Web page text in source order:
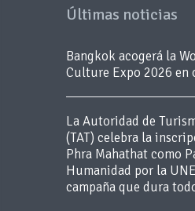
Últimas noticias
Bangkok acogerá la
Culture Expo 2026 en
La Autoridad de
(TAT) celebra la
Phra Mahathat como
Humanidad por la
campaña que dura